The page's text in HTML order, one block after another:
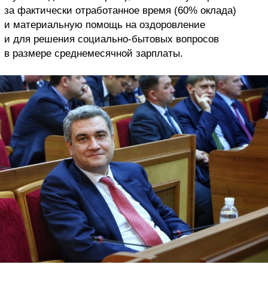
за фактически отработанное время (60% оклада)
и материальную помощь на оздоровление
и для решения социально-бытовых вопросов
в размере среднемесячной зарплаты.